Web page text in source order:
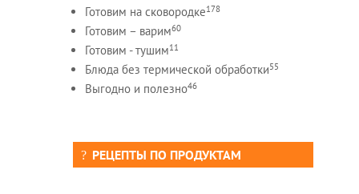
Готовим на сковородке178
Готовим – варим60
Готовим - тушим11
Блюда без термической обработки55
Выгодно и полезно46
РЕЦЕПТЫ ПО ПРОДУКТАМ